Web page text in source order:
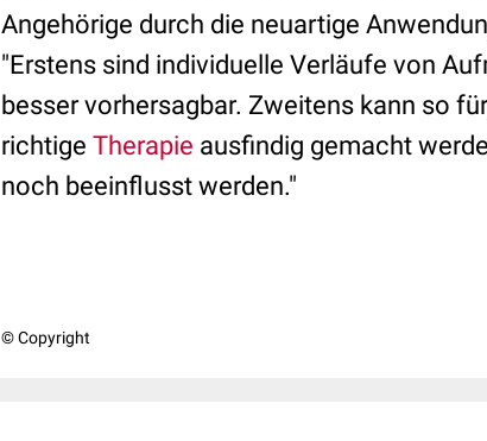
Angehörige durch die neuartige
"Erstens sind individuelle Verläufe von
besser vorhersagbar. Zweitens kann so
richtige Therapie ausfindig gemacht
noch beeinflusst werden."
© Copyright